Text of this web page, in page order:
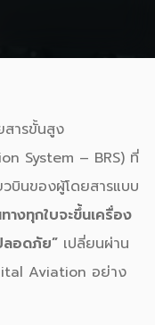
สารขั้นสูง
System – BRS) ที่
วบินของผู้โดยสารแบบ
ทางทุกใบจะขึ้นเครื่อง
ลอดภัย” เปลี่ยนผ่าน
Aviation อย่าง